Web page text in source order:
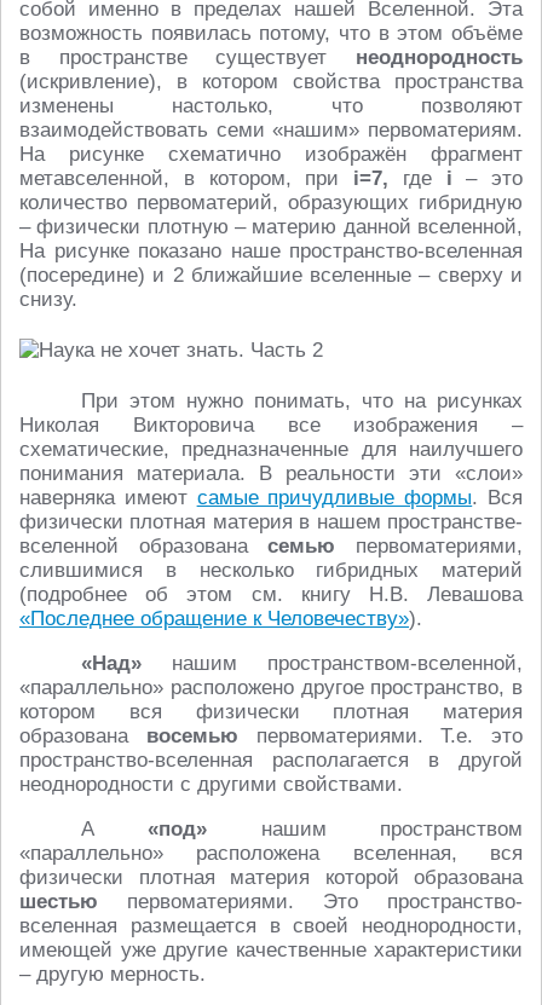
собой именно в пределах нашей Вселенной. Эта
возможность появилась потому, что в этом объёме
в пространстве существует неоднородность
(искривление), в котором свойства пространства
изменены настолько, что позволяют
взаимодействовать семи «нашим» первоматериям.
На рисунке схематично изображён фрагмент
метавселенной, в котором, при i=7, где i – это
количество первоматерий, образующих гибридную
– физически плотную – материю данной вселенной,
На рисунке показано наше пространство-вселенная
(посередине) и 2 ближайшие вселенные – сверху и
снизу.
При этом нужно понимать, что на рисунках
Николая Викторовича все изображения –
схематические, предназначенные для наилучшего
понимания материала. В реальности эти «слои»
наверняка имеют самые причудливые формы. Вся
физически плотная материя в нашем пространстве-
вселенной образованасемью первоматериями,
слившимися в несколько гибридных материй
(подробнее об этом см. книгу Н.В. Левашова
«Последнее обращение к Человечеству»).
«Над» нашим пространством-вселенной,
«параллельно» расположено другое пространство, в
котором вся физически плотная материя
образована восемью первоматериями. Т.е. это
пространство-вселенная располагается в другой
неоднородности с другими свойствами.
А«под» нашим пространством
«параллельно» расположена вселенная, вся
физически плотная материя которой образована
шестью первоматериями. Это пространство-
вселенная размещается в своей неоднородности,
имеющей уже другие качественные характеристики
– другую мерность.